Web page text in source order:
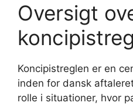
Oversigt
Koncipistreglen er en
inden for dansk
rolle i situationer, hvor